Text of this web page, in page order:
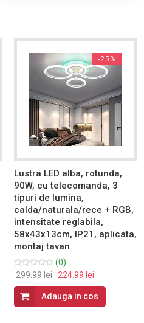
-25%
Lustra LED alba, rotunda,
90W, cu telecomanda, 3
tipuri de lumina,
calda/naturala/rece + RGB,
intensitate reglabila,
58x43x13cm, IP21, aplicata,
montaj tavan
(0)
299.99 lei 224.99 lei
Adauga in cos